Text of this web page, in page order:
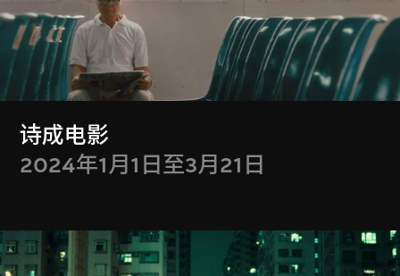
诗成电影
2024年1月1日至3月21日
显示更多
Special Screenings